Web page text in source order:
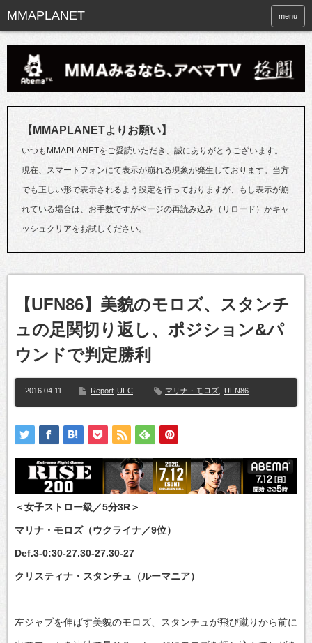
menu
【MMAPLANETよりお願い】
いつもMMAPLANETをご愛読いただき、誠にありがとうございます。
現在、スマートフォンにて表示が崩れる現象が発生しております。当方
でも正しい形で表示されるよう設定を行っておりますが、もし表示が崩
れている場合は、お手数ですがページの再読み込み（リロード）かキャ
ッシュクリアをお試しください。
【UFN86】美貌のモロズ、スタンチ
ュの足関切り返し、ポジション&パ
ウンドで判定勝利
2016.04.11 Report UFC マリナ・モロズ UFN86
＜女子ストロー級／5分3R＞
マリナ・モロズ（ウクライナ／9位）
Def.3-0:30-27.30-27.30-27
クリスティナ・スタンチュ（ルーマニア）
左ジャブを伸ばす美貌のモロズ、スタンチュが飛び蹴りから前に